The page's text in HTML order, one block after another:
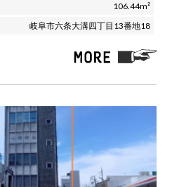
106.44m²
岐阜市六条大溝四丁目13番地18